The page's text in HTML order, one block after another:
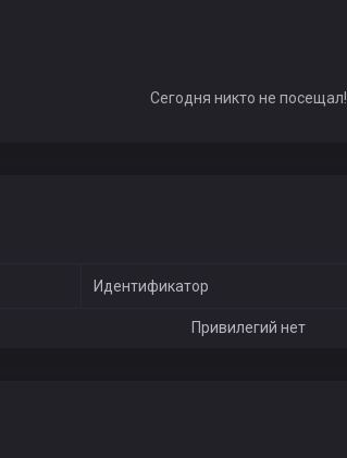
Сегодня никто не посещал!
Идентификатор
Привилегий нет